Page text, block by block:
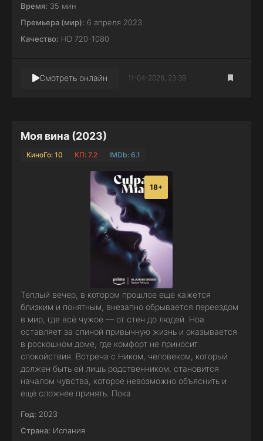
Время: 35 мин
Премьера (мир): 6 апреля 2023
Качество: HD 720-1080
Смотреть онлайн 11-04-2026, 23:39
Моя вина (2023)
КиноГо: 10 КП: 7.2 IMDb: 6.1
18+
Теплый вечер, в котором прошлое еще кажется
близким и понятным, внезапно обрывается переездом
в мир, где всё чужое — от стен до людей. Ноа
оставляет за спиной привычную жизнь и оказывается
в роскошном доме, где комфорт не приносит
спокойствия. Встреча с Ником, человеком, который
должен быть ей лишь родственником, становится
началом чувства, которое невозможно объяснить и
ещё сложнее принять. Пока
Год: 2023
Страна: Испания